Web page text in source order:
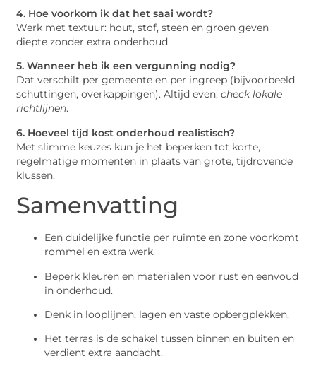
4. Hoe voorkom ik dat het saai wordt?
Werk met textuur: hout, stof, steen en groen geven
diepte zonder extra onderhoud.
5. Wanneer heb ik een vergunning nodig?
Dat verschilt per gemeente en per ingreep (bijvoorbeeld
schuttingen, overkappingen). Altijd even:check lokale
richtlijnen.
6. Hoeveel tijd kost onderhoud realistisch?
Met slimme keuzes kun je het beperken tot korte,
regelmatige momenten in plaats van grote, tijdrovende
klussen.
Samenvatting
Een duidelijke functie per ruimte en zone voorkomt
rommel en extra werk.
Beperk kleuren en materialen voor rust en eenvoud
in onderhoud.
Denk in looplijnen, lagen en vaste opbergplekken.
Het terras is de schakel tussen binnen en buiten en
verdient extra aandacht.